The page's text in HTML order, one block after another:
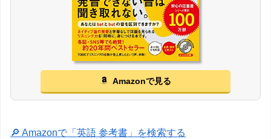
Amazonで見る
🔎 Amazonで「英語 参考書」を検索する